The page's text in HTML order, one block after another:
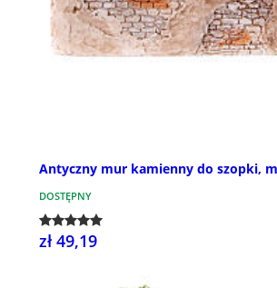
Antyczny mur kamienny do szopki,
DOSTĘPNY
zł 49,19